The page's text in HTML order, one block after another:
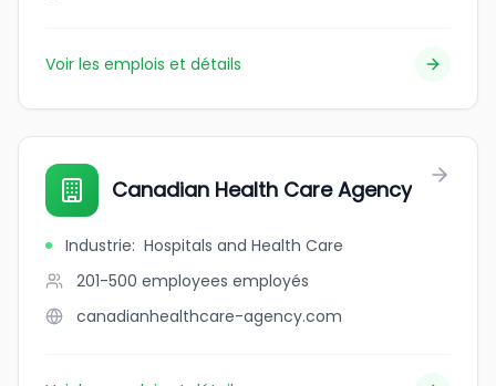
Voir les emplois et détails
Canadian Health Care Agency
Industrie: Hospitals and Health Care
201-500 employees employés
canadianhealthcare-agency.com